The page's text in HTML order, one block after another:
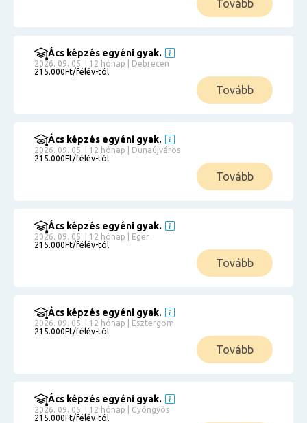
Tovább
Ács képzés egyéni gyak.
2026. 09. 05. | 12 hónap | Debrecen
215.000Ft/félév-tól
Tovább
Ács képzés egyéni gyak.
2026. 09. 05. | 12 hónap | Dunaújváros
215.000Ft/félév-tól
Tovább
Ács képzés egyéni gyak.
2026. 09. 05. | 12 hónap | Eger
215.000Ft/félév-tól
Tovább
Ács képzés egyéni gyak.
2026. 09. 05. | 12 hónap | Esztergom
215.000Ft/félév-tól
Tovább
Ács képzés egyéni gyak.
2026. 09. 05. | 12 hónap | Gyöngyös
215.000Ft/félév-tól